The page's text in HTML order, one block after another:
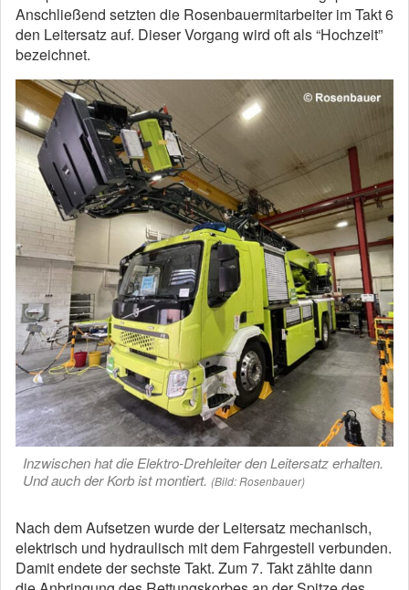
Anschließend setzten die Rosenbauermitarbeiter im Takt 6
den Leitersatz auf. Dieser Vorgang wird oft als “Hochzeit”
bezeichnet.
Inzwischen hat die Elektro-Drehleiter den Leitersatz erhalten.
Und auch der Korb ist montiert. (Bild: Rosenbauer)
Nach dem Aufsetzen wurde der Leitersatz mechanisch,
elektrisch und hydraulisch mit dem Fahrgestell verbunden.
Damit endete der sechste Takt. Zum 7. Takt zählte dann